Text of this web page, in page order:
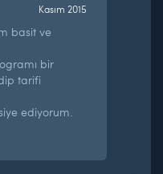
Kasım 2015
basit ve
bir
tarifi
ediyorum.